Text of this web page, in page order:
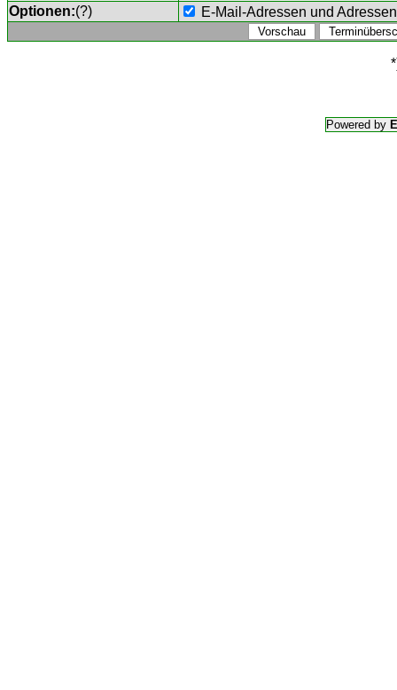
Optionen:(?) E-Mail-Adressen und
Powered by